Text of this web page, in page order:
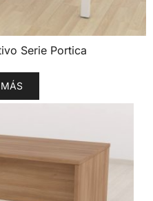
Serie Portica
MÁS